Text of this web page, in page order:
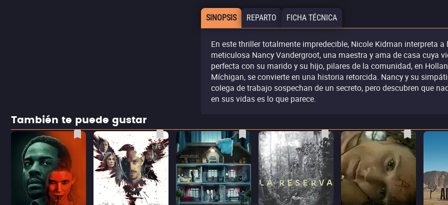
SINOPSIS REPARTO FICHA TÉCNICA
En este thriller totalmente impredecible, Nicole Kidman interpreta a
meticulosa Nancy Vandergroot, una maestra y ama de casa cuya
perfecta con su marido y su hijo, pilares de la comunidad, en
Míchigan, se convierte en una historia retorcida. Nancy y su
colega de trabajo sospechan de un secreto, pero descubren que
en sus vidas es lo que parece.
También te puede gustar